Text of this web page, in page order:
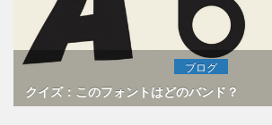
ブログ
クイズ：このフォントはどのバンド？